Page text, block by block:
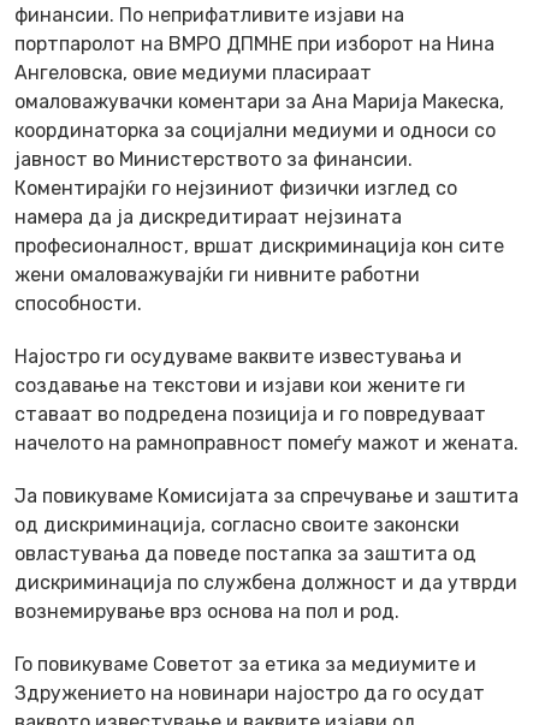
финансии. По неприфатливите изјави на
портпаролот на ВМРО ДПМНЕ при изборот на Нина
Ангеловска, овие медиуми пласираат
омаловажувачки коментари за Ана Марија Макеска,
координаторка за социјални медиуми и односи со
јавност во Министерството за финансии.
Коментирајќи го нејзиниот физички изглед со
намера да ја дискредитираат нејзината
професионалност, вршат дискриминација кон сите
жени омаловажувајќи ги нивните работни
способности.
Најостро ги осудуваме ваквите известувања и
создавање на текстови и изјави кои жените ги
ставаат во подредена позиција и го повредуваат
начелото на рамноправност помеѓу мажот и жената.
Ја повикуваме Комисијата за спречување и заштита
од дискриминација, согласно своите законски
овластувања да поведе постапка за заштита од
дискриминација по службена должност и да утврди
вознемирување врз основа на пол и род.
Го повикуваме Советот за етика за медиумите и
Здружението на новинари најостро да го осудат